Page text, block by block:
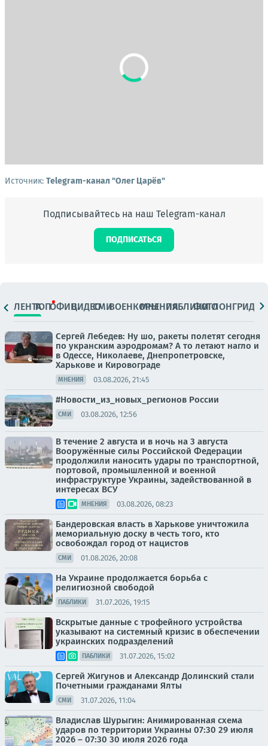
Источник: Telegram-канал "Олег Царёв"
Подписывайтесь на наш Telegram-канал
ПОДПИСАТЬСЯ
ЛЕНТАТОПОФИЦ.ВИДЕОСМИВОЕНКОРЫМНЕНИЯПАБЛИКИ
ФОТОЛОНГРИДЫ
Сергей Лебедев: Ну шо, ракеты полетят сегодня
по укранским аэродромам? А то летают нагло и
в Одессе, Николаеве, Днепропетровске,
Харькове и Кировограде
МНЕНИЯ 03.08.2026, 21:45
#Новости_из_новых_регионов России
СМИ 03.08.2026, 12:56
В течение 2 августа и в ночь на 3 августа
Вооружённые силы Российской Федерации
продолжили наносить удары по транспортной,
портовой, промышленной и военной
инфраструктуре Украины, задействованной в
интересах ВСУ
МНЕНИЯ 03.08.2026, 08:23
Бандеровская власть в Харькове уничтожила
мемориальную доску в честь того, кто
освобождал город от нацистов
СМИ 01.08.2026, 20:08
На Украине продолжается борьба с
религиозной свободой
ПАБЛИКИ 31.07.2026, 19:15
Вскрытые данные с трофейного устройства
указывают на системный кризис в обеспечении
украинских подразделений
ПАБЛИКИ 31.07.2026, 15:02
Сергей Жигунов и Александр Долинский стали
Почетными гражданами Ялты
СМИ 31.07.2026, 11:04
Владислав Шурыгин: Анимированная схема
ударов по территории Украины 07:30 29 июля
2026 – 07:30 30 июля 2026 года